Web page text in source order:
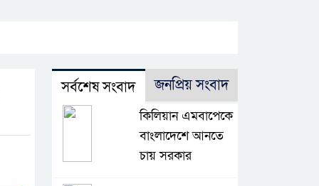
সর্বশেষ সংবাদ জনপ্রিয় সংবাদ
কিলিয়ান এমবাপেকে
বাংলাদেশে আনতে
চায় সরকার